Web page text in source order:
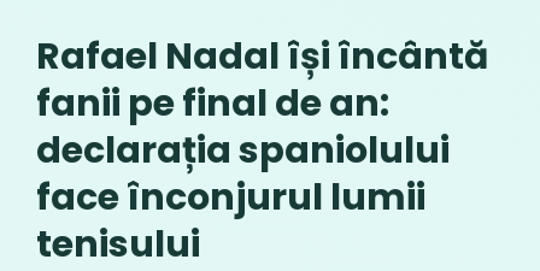
Rafael Nadal își încântă
fanii pe final de an:
declarația spaniolului
face înconjurul lumii
tenisului